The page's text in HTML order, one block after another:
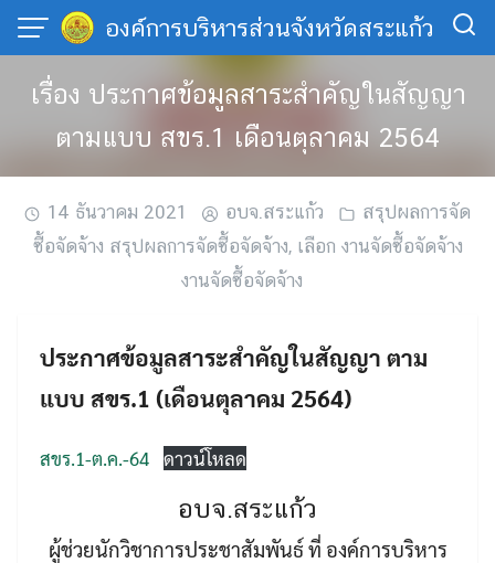
Skip
content
องค์การบริหารส่วนจังหวัดสระแก้ว
เรื่อง ประกาศข้อมูลสาระสำคัญในสัญญา
ตามแบบ สขร.1 เดือนตุลาคม 2564
14 ธันวาคม 2021 อบจ.สระแก้ว
สรุปผลการจัด
ซื้อจัดจ้าง สรุปผลการจัดซื้อจัดจ้าง, เลือก งานจัดซื้อจัดจ้าง
งานจัดซื้อจัดจ้าง
ประกาศข้อมูลสาระสำคัญในสัญญา ตาม
แบบ สขร.1 (เดือนตุลาคม 2564)
สขร.1-ต.ค.-64 ดาวน์โหลด
อบจ.สระแก้ว
ผู้ช่วยนักวิชาการประชาสัมพันธ์ ที่ องค์การบริหาร